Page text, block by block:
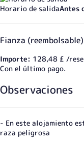
Horario de salidaAntes
Fianza (reembolsable)
Importe: 128,48 £ /
Con el último pago.
Observaciones
- En este alojamiento
raza peligrosa